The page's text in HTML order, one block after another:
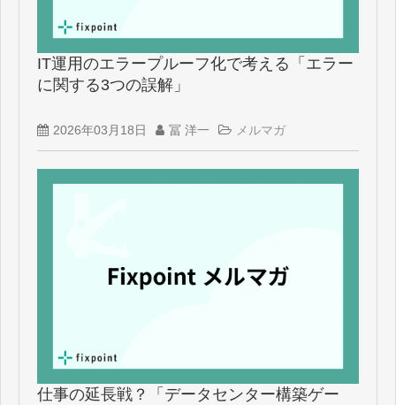
IT運用のエラープルーフ化で考える「エラー
に関する3つの誤解」
2026年03月18日 冨 洋一 メルマガ
仕事の延長戦？「データセンター構築ゲー